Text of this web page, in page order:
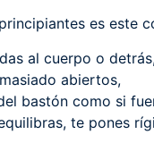
es este
al cuerpo o
abiertos,
bastón como si
te pones